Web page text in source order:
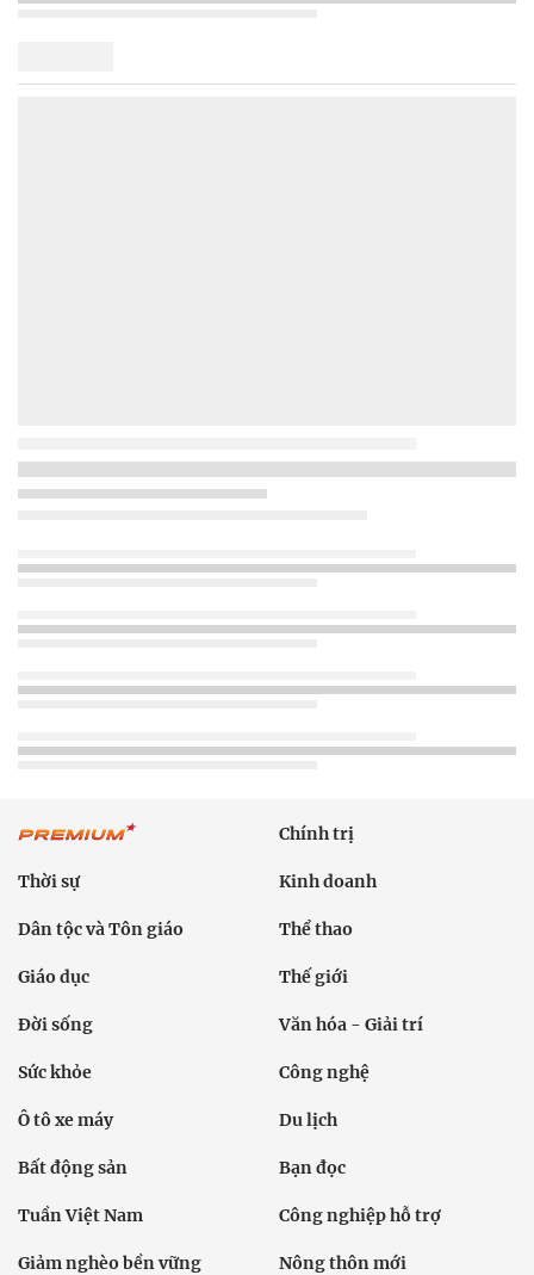
Chính trị
Thời sự Kinh doanh
Dân tộc và Tôn giáo Thể thao
Giáo dục Thế giới
Đời sống Văn hóa - Giải trí
Sức khỏe Công nghệ
Ô tô xe máy Du lịch
Bất động sản Bạn đọc
Tuần Việt Nam Công nghiệp hỗ trợ
Giảm nghèo bền vững Nông thôn mới